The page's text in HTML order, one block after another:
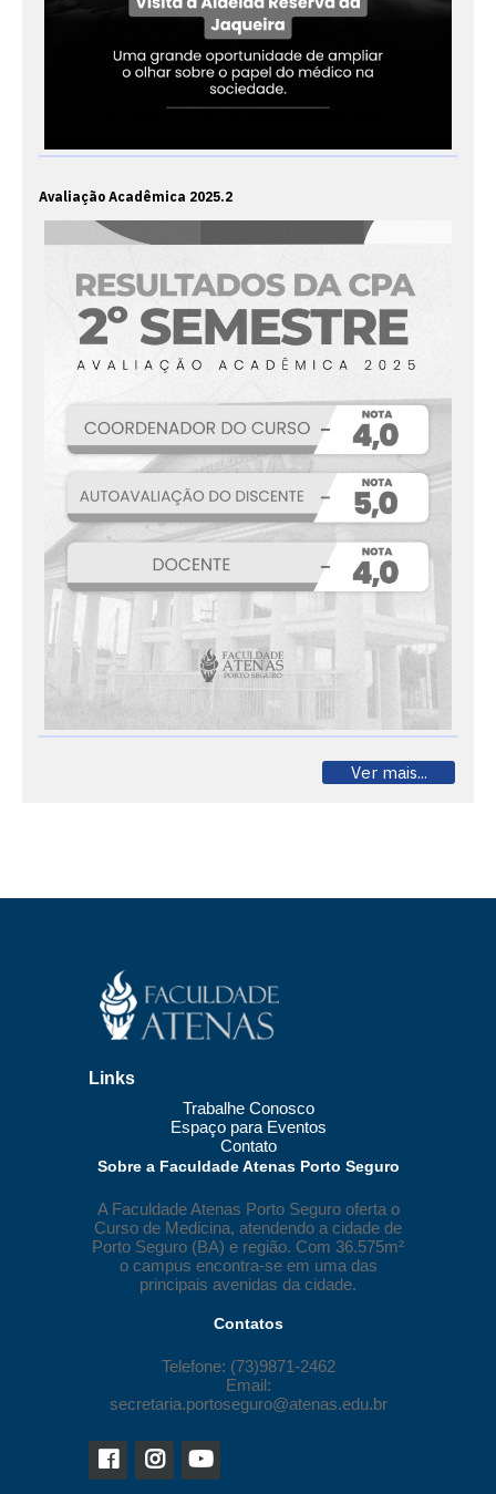
Avaliação Acadêmica 2025.2
Ver mais...
Links
Trabalhe Conosco
Espaço para Eventos
Contato
Sobre a Faculdade Atenas Porto Seguro
A Faculdade Atenas Porto Seguro oferta o
Curso de Medicina, atendendo a cidade de
Porto Seguro (BA) e região. Com 36.575m²
o campus encontra-se em uma das
principais avenidas da cidade.
Contatos
Telefone: (73)9871-2462
Email:
secretaria.portoseguro@atenas.edu.br